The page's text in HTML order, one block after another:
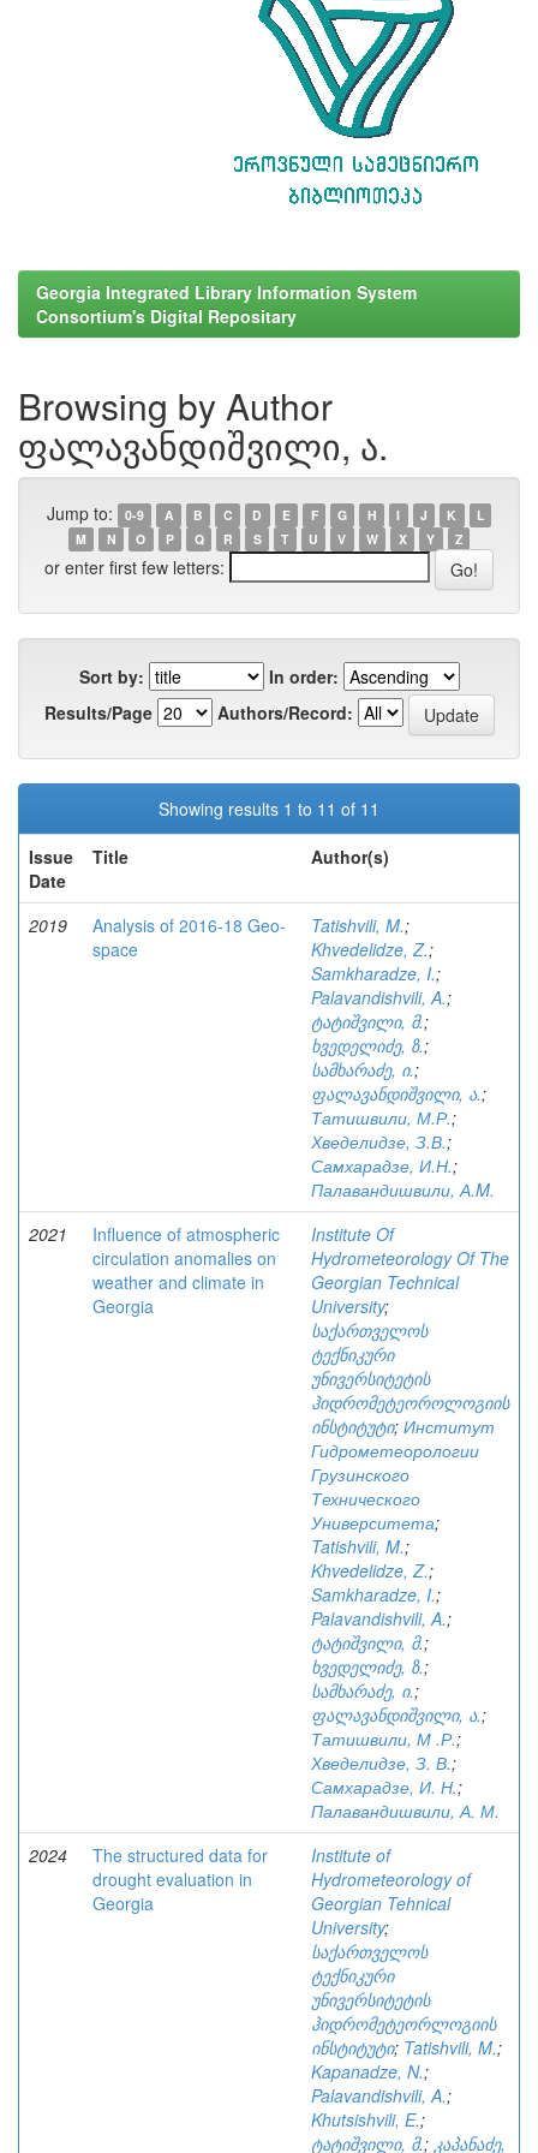
Georgia Integrated Library Information System
Consortium's Digital Repositary
Browsing by Author
ფალავანდიშვილი, ა.
Jump to: 0-9 A B C D E F G H I J K
L
M
N O P Q R S T U V W X Y Z
or enter first few letters:
Sort by:
In order:
Results/Page
Authors/Record:
Showing results 1 to 11 of 11
Issue
Date
Title Author(s)
2019
Analysis of 2016-18 Geo-
space
Tatishvili, M.;
Khvedelidze, Z.;
Samkharadze, I.;
Palavandishvili, A.;
ტატიშვილი, მ.;
ხვედელიძე, ზ.;
სამხარაძე, ი.;
ფალავანდიშვილი, ა.;
Татишвили, М.Р.;
Хведелидзе, З.В.;
Самхарадзе, И.Н.;
Палавандишвили, А.M.
2021
Influence of atmospheric
circulation anomalies on
weather and climate in
Georgia
Institute Of
Hydrometeorology Of The
Georgian Technical
University;
საქართველოს
ტექნიკური
უნივერსიტეტის
ჰიდრომეტეოროლოგიის
ინსტიტუტი; Институт
Гидрометеорологии
Грузинского
Технического
Университета;
Tatishvili, M.;
Khvedelidze, Z.;
Samkharadze, I.;
Palavandishvili, A.;
ტატიშვილი, მ.;
ხვედელიძე, ზ.;
სამხარაძე, ი.;
ფალავანდიშვილი, ა.;
Татишвили, М .Р.;
Хведелидзе, З. В.;
Самхарадзе, И. Н.;
Палавандишвили, А. М.
2024
The structured data for
drought evaluation in
Georgia
Institute of
Hydrometeorology of
Georgian Tehnical
University;
საქართველოს
ტექნიკური
უნივერსიტეტის
ჰიდრომეტეორლოგიის
ინსტიტუტი; Tatishvili, M.;
Kapanadze, N.;
Palavandishvili, A.;
Khutsishvili, E.;
ტატიშვილი, მ.; კაპანაძე,